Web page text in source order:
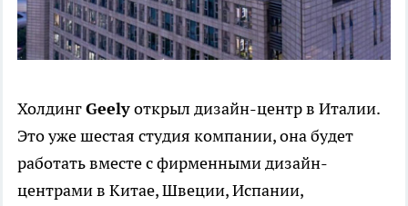
ХолдингGeelyоткрыл дизайн-центр в Италии.
Это уже шестая студия компании, она будет
работать вместе с фирменными дизайн-
центрами в Китае, Швеции, Испании,